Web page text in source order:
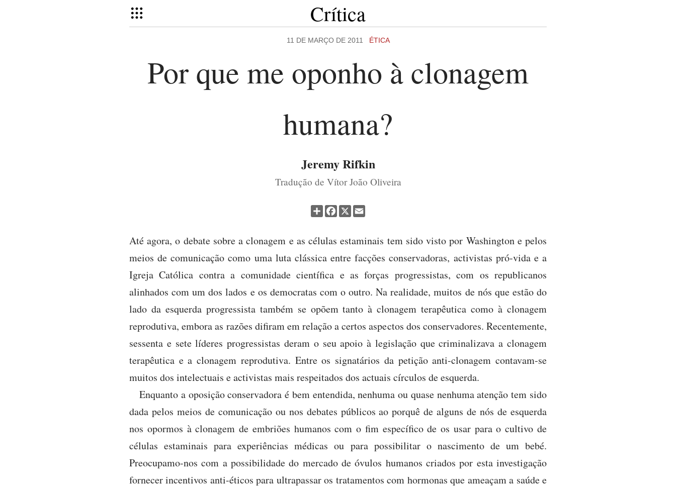
Crítica
11 DE MARÇO DE 2011 ÉTICA
Por que me oponho à clonagem
humana?
Jeremy Rifkin
Tradução de Vítor João Oliveira
Partilhar
Facebook
X
Até agora, o debate sobre a clonagem e as células estaminais tem sido visto por Washington e pelos
meios de comunicação como uma luta clássica entre facções conservadoras, activistas pró-vida e a
Igreja Católica contra a comunidade científica e as forças progressistas, com os republicanos
alinhados com um dos lados e os democratas com o outro. Na realidade, muitos de nós que estão do
lado da esquerda progressista também se opõem tanto à clonagem terapêutica como à clonagem
reprodutiva, embora as razões difiram em relação a certos aspectos dos conservadores. Recentemente,
sessenta e sete líderes progressistas deram o seu apoio à legislação que criminalizava a clonagem
terapêutica e a clonagem reprodutiva. Entre os signatários da petição anti-clonagem contavam-se
muitos dos intelectuais e activistas mais respeitados dos actuais círculos de esquerda.
Enquanto a oposição conservadora é bem entendida, nenhuma ou quase nenhuma atenção tem sido
dada pelos meios de comunicação ou nos debates públicos ao porquê de alguns de nós de esquerda
nos opormos à clonagem de embriões humanos com o fim específico de os usar para o cultivo de
células estaminais para experiências médicas ou para possibilitar o nascimento de um bebé.
Preocupamo-nos com a possibilidade do mercado de óvulos humanos criados por esta investigação
fornecer incentivos anti-éticos para ultrapassar os tratamentos com hormonas que ameaçam a saúde e